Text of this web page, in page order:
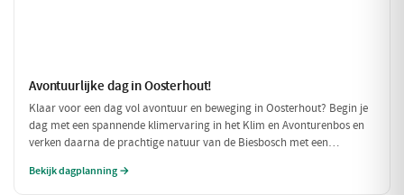
Avontuurlijke dag in Oosterhout!
Klaar voor een dag vol avontuur en beweging in Oosterhout? Begin je
dag met een spannende klimervaring in het Klim en Avonturenbos en
verken daarna de prachtige natuur van de Biesbosch met een
Natuurpoortcafé BOS & Co, waar je energie krijgt voor de volgende
Bekijk dagplanning →